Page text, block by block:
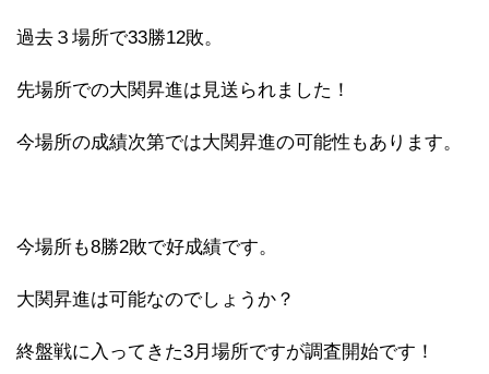
過去３場所で33勝12敗。
先場所での大関昇進は見送られました！
今場所の成績次第では大関昇進の可能性もあります。
今場所も8勝2敗で好成績です。
大関昇進は可能なのでしょうか？
終盤戦に入ってきた3月場所ですが調査開始です！